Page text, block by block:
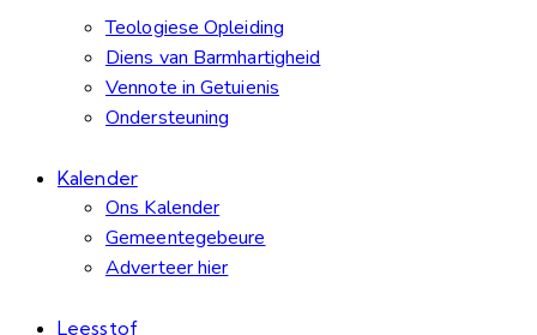
Teologiese Opleiding
Diens van Barmhartigheid
Vennote in Getuienis
Ondersteuning
Kalender
Ons Kalender
Gemeentegebeure
Adverteer hier
Leesstof